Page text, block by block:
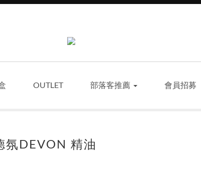
OUTLET 部落客推薦 會員招募
氛DEVON 精油